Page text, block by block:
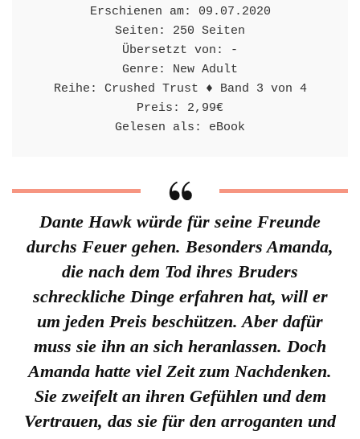
Erschienen am: 09.07.2020
Seiten: 250 Seiten
Übersetzt von: -
Genre: New Adult
Reihe: Crushed Trust ♦ Band 3 von 4
Preis: 2,99€
Gelesen als: eBook
Dante Hawk würde für seine Freunde
durchs Feuer gehen. Besonders Amanda,
die nach dem Tod ihres Bruders
schreckliche Dinge erfahren hat, will er
um jeden Preis beschützen. Aber dafür
muss sie ihn an sich heranlassen. Doch
Amanda hatte viel Zeit zum Nachdenken.
Sie zweifelt an ihren Gefühlen und dem
Vertrauen, das sie für den arroganten und